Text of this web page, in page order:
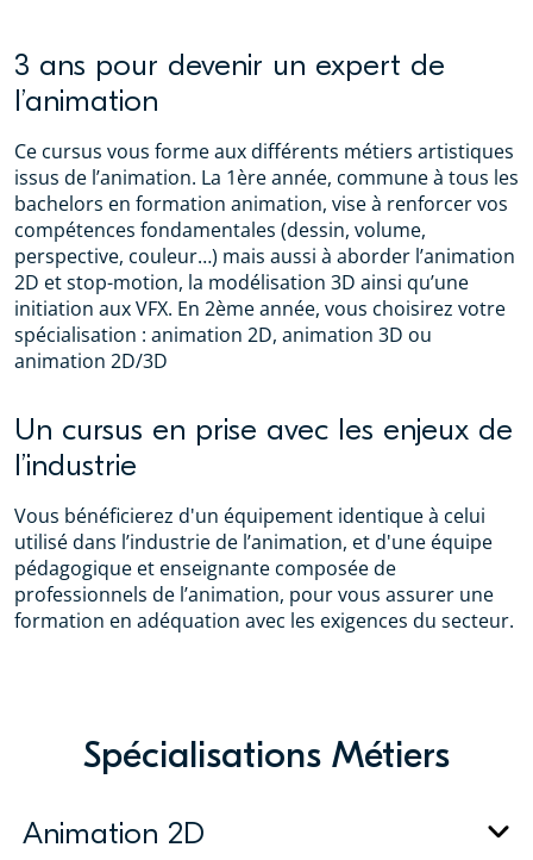
3 ans pour devenir un expert de
l’animation
Ce cursus vous forme aux différents métiers artistiques
issus de l’animation. La 1ère année, commune à tous les
bachelors en formation animation, vise à renforcer vos
compétences fondamentales (dessin, volume,
perspective, couleur…) mais aussi à aborder l’animation
2D et stop-motion, la modélisation 3D ainsi qu’une
initiation aux VFX. En 2ème année, vous choisirez votre
spécialisation : animation 2D, animation 3D ou
animation 2D/3D
Un cursus en prise avec les enjeux de
l’industrie
Vous bénéficierez d'un équipement identique à celui
utilisé dans l’industrie de l’animation, et d'une équipe
pédagogique et enseignante composée de
professionnels de l’animation, pour vous assurer une
formation en adéquation avec les exigences du secteur.
Spécialisations Métiers
Animation 2D